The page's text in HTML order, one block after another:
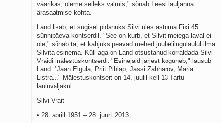
väärikas, oleme selleks valmis," sõnab Leesi lauljanna
ärasaatmise kohta.
Land lisab, et sügisel pidanuks Silvi üles astuma Fixi 45.
sünnipäeva kontserdil. "See on kurb, et Silvit meiega laval ei
ole," sõnab ta, et kahjuks peavad mehed juubelilugulaulul ilma
Silvita esinema. Küll aga on Land otsustanud korraldada Silvi
Vraidi mälestuskontserdi. "Esinejaid järjest koguneb," lausub
Land. "Jaan Elgula, Priit Pihlap, Jassi Zahharov, Maria
Listra..." Mälestuskontsert on 14. juulil kell 13 Tartu
lauluväljakul.
Silvi Vrait
• 28. aprill 1951 – 28. juuni 2013